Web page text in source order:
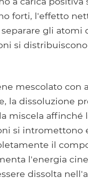
forti, l'effetto
gli atomi
si
mescolato con
la dissoluzione
miscela affinché
si intromettono
il
l'energia
dissolta